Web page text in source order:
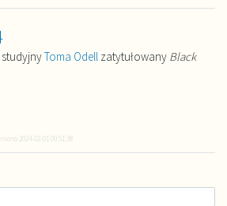
studyjnyToma Odell zatytułowany Black
2024-02-01 00:51:38